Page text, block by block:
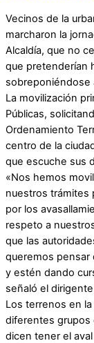
Vecinos de la
marcharon la
Alcaldía, que no
que pretenderían
sobreponiéndose
La movilización
Públicas,
Ordenamiento
centro de la
que escuche sus
«Nos hemos
nuestros trámites
por los
respeto a
que las
queremos pensar
y estén dando
señaló el
Los terrenos en
diferentes grupos
dicen tener el